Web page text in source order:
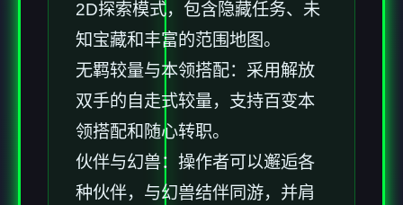
2D探索模式，包含隐藏任务、未
知宝藏和丰富的范围地图。
无羁较量与本领搭配：采用解放
双手的自走式较量，支持百变本
领搭配和随心转职。
伙伴与幻兽：操作者可以邂逅各
种伙伴，与幻兽结伴同游，并肩